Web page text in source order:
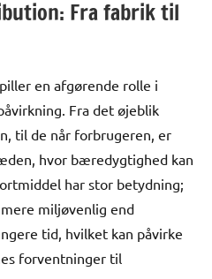
Fra fabrik til
en afgørende rolle i
Fra det øjeblik
til de når forbrugeren, er
hvor bæredygtighed kan
har stor betydning;
miljøvenlig end
tid, hvilket kan påvirke
forventninger til